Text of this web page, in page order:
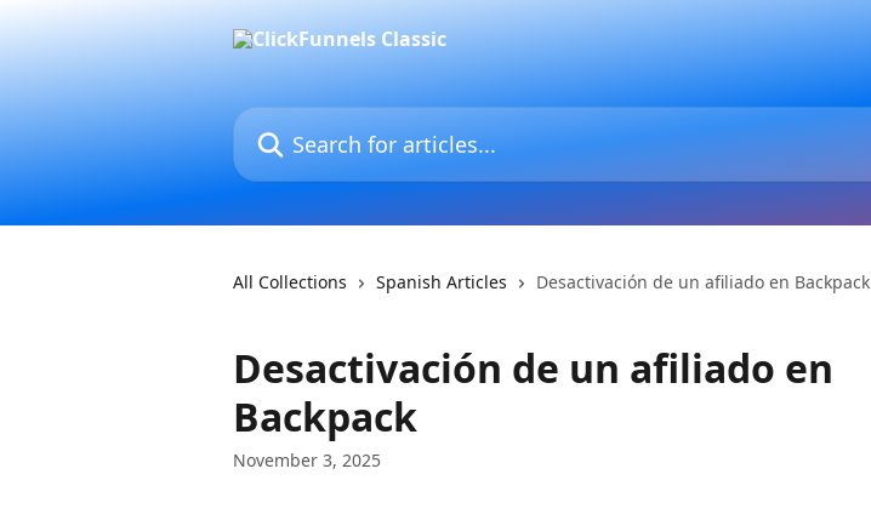
Search for articles...
All Collections Spanish Articles Desactivación de un afiliado en Backpack
Desactivación de un afiliado en
Backpack
November 3, 2025